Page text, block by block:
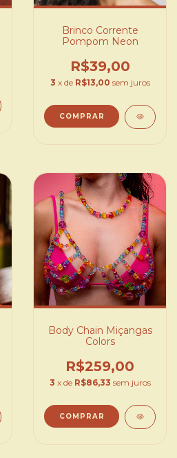
Brinco Corrente
Pompom Neon
R$39,00
3 x de R$13,00 sem juros
Body Chain Miçangas
Colors
R$259,00
3 x de R$86,33 sem juros
COMPRAR